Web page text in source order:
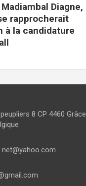
Diagne,
rapprocherait
à la candidature
8 CP 4460 Grâce